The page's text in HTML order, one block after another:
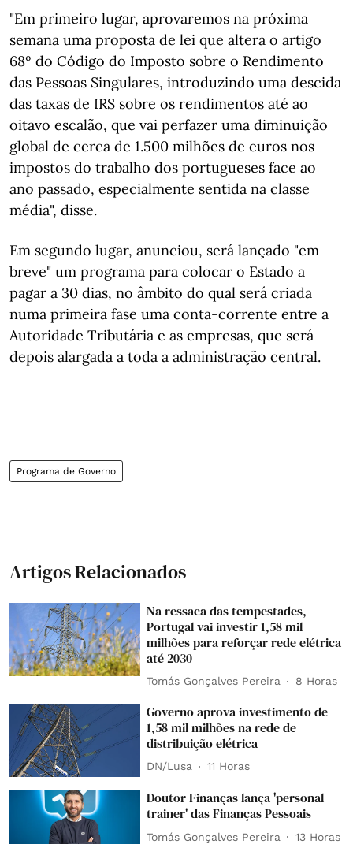
"Em primeiro lugar, aprovaremos na próxima
semana uma proposta de lei que altera o artigo
68º do Código do Imposto sobre o Rendimento
das Pessoas Singulares, introduzindo uma descida
das taxas de IRS sobre os rendimentos até ao
oitavo escalão, que vai perfazer uma diminuição
global de cerca de 1.500 milhões de euros nos
impostos do trabalho dos portugueses face ao
ano passado, especialmente sentida na classe
média", disse.
Em segundo lugar, anunciou, será lançado "em
breve" um programa para colocar o Estado a
pagar a 30 dias, no âmbito do qual será criada
numa primeira fase uma conta-corrente entre a
Autoridade Tributária e as empresas, que será
depois alargada a toda a administração central.
Programa de Governo
Artigos Relacionados
Na ressaca das tempestades,
Portugal vai investir 1,58 mil
milhões para reforçar rede elétrica
até 2030
Tomás Gonçalves Pereira 8 Horas
Governo aprova investimento de
1,58 mil milhões na rede de
distribuição elétrica
DN/Lusa 11 Horas
Doutor Finanças lança 'personal
trainer' das Finanças Pessoais
Tomás Gonçalves Pereira 13 Horas